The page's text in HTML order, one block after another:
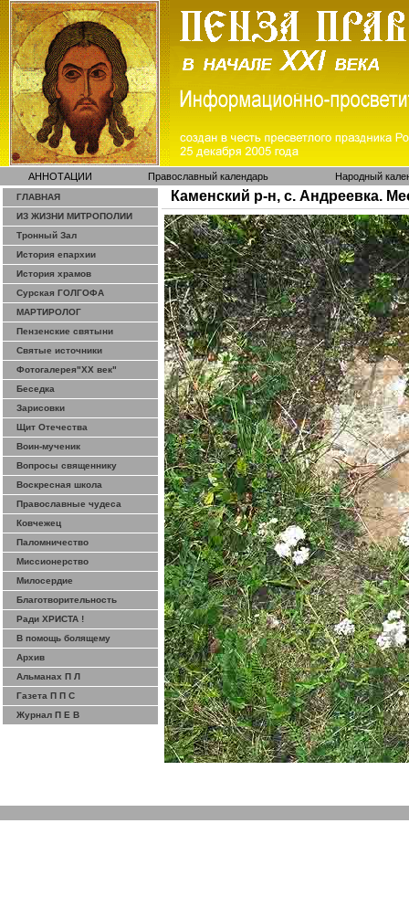
АННОТАЦИИ Православный календарь Народный
ГЛАВНАЯ
ИЗ ЖИЗНИ МИТРОПОЛИИ
Тронный Зал
История епархии
История храмов
Сурская ГОЛГОФА
МАРТИРОЛОГ
Пензенские святыни
Святые источники
Фотогалерея"ХХ век"
Беседка
Зарисовки
Щит Отечества
Воин-мученик
Вопросы священнику
Воскресная школа
Православные чудеса
Ковчежец
Паломничество
Миссионерство
Милосердие
Благотворительность
Ради ХРИСТА !
В помощь болящему
Архив
Альманах П Л
Газета П П С
Журнал П Е В
Каменский р-н, с. Андреевка.